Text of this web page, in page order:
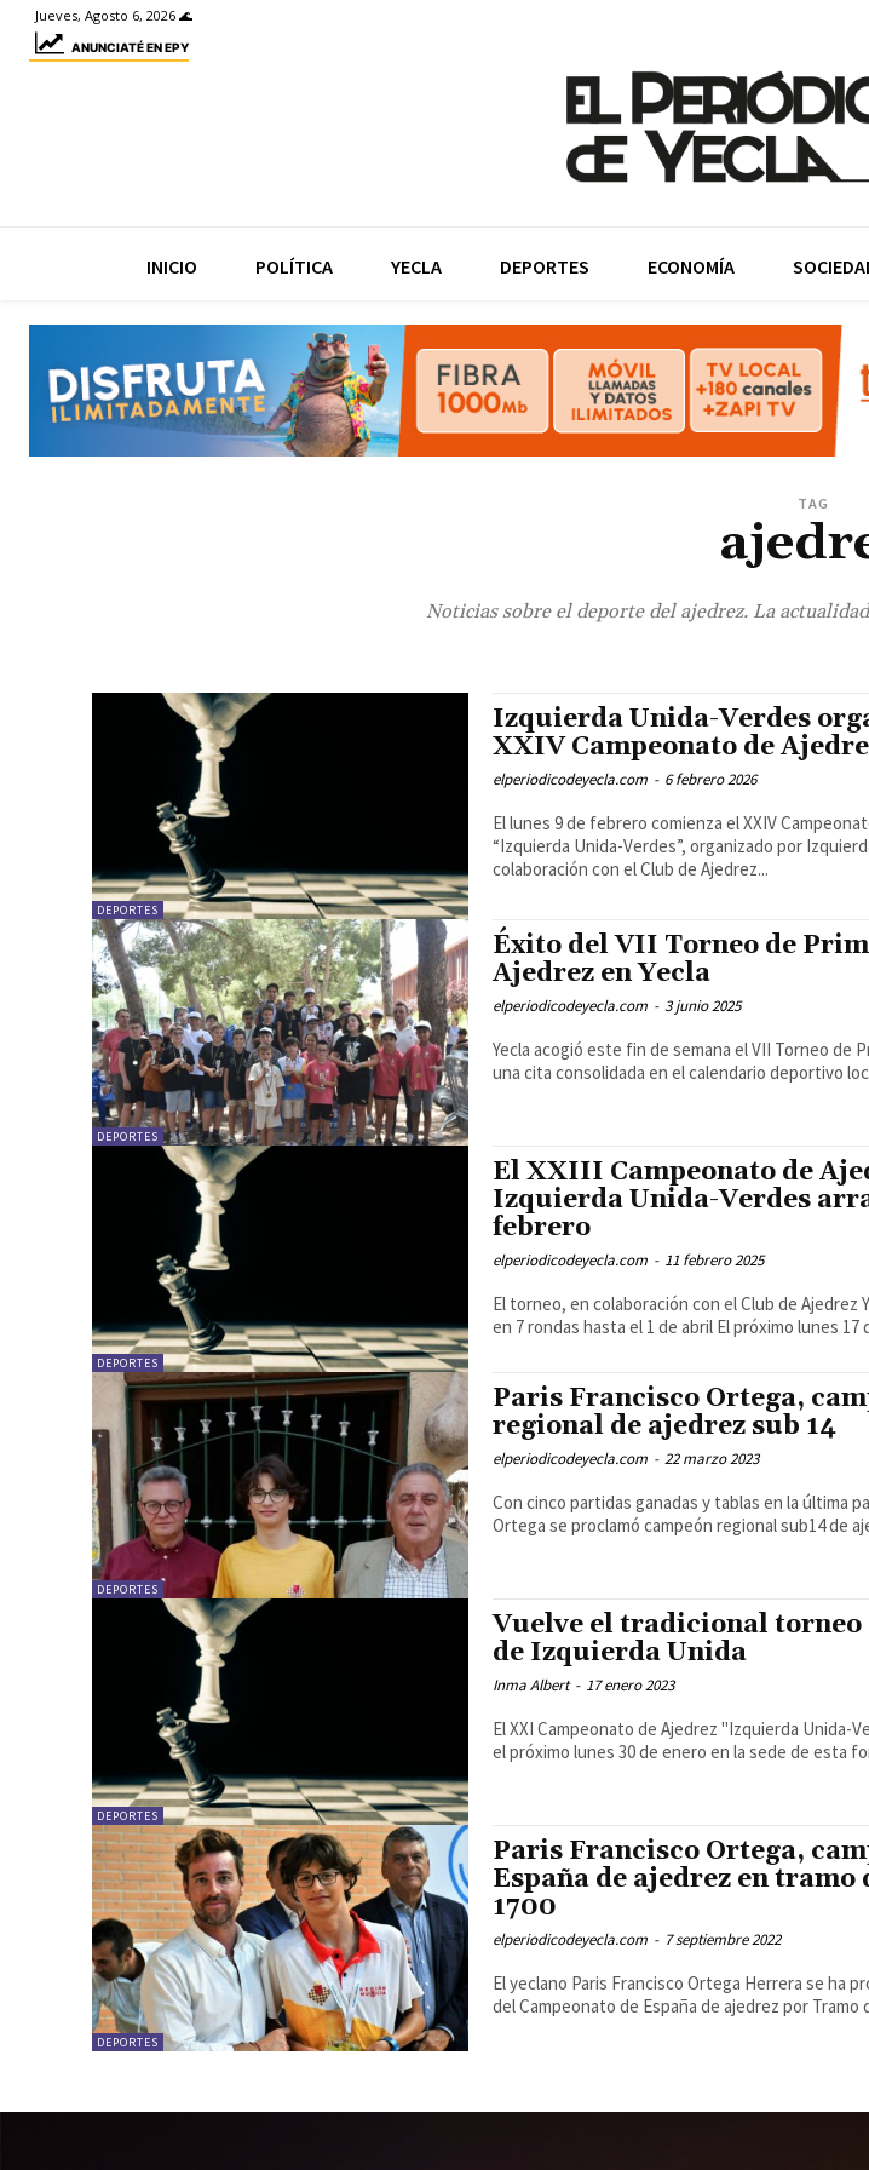
Jueves, Agosto 6, 2026 🌊
ANUNCIATÉ EN EPY
INICIO POLÍTICA YECLA DEPORTES ECONOMÍA
TAG
Noticias sobre el deporte del ajedrez. La
DEPORTES
Izquierda Unida-Verdes
XXIV Campeonato de
elperiodicodeyecla.com - 6 febrero 2026
El lunes 9 de febrero comienza el XXIV
“Izquierda Unida-Verdes”, organizado por
colaboración con el Club de Ajedrez...
DEPORTES
Éxito del VII Torneo de
Ajedrez en Yecla
elperiodicodeyecla.com - 3 junio 2025
Yecla acogió este fin de semana el VII Torneo de
una cita consolidada en el calendario deportivo
DEPORTES
El XXIII Campeonato de
Izquierda Unida-Verdes
febrero
elperiodicodeyecla.com - 11 febrero 2025
El torneo, en colaboración con el Club de Ajedrez
en 7 rondas hasta el 1 de abril El próximo
DEPORTES
Paris Francisco Ortega,
regional de ajedrez sub 14
elperiodicodeyecla.com - 22 marzo 2023
Con cinco partidas ganadas y tablas en la última
Ortega se proclamó campeón regional sub14 de
DEPORTES
Vuelve el tradicional torneo
de Izquierda Unida
Inma Albert - 17 enero 2023
El XXI Campeonato de Ajedrez "Izquierda Unida-
el próximo lunes 30 de enero en la sede de esta
DEPORTES
Paris Francisco Ortega,
España de ajedrez en tramo
1700
elperiodicodeyecla.com - 7 septiembre 2022
El yeclano Paris Francisco Ortega Herrera se ha
del Campeonato de España de ajedrez por Tramo